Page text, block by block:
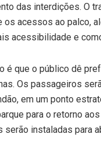
das interdições. O
acessos ao palco,
acessibilidade e
é que o público dê
Os passageiros
em um ponto
para o retorno
instaladas para